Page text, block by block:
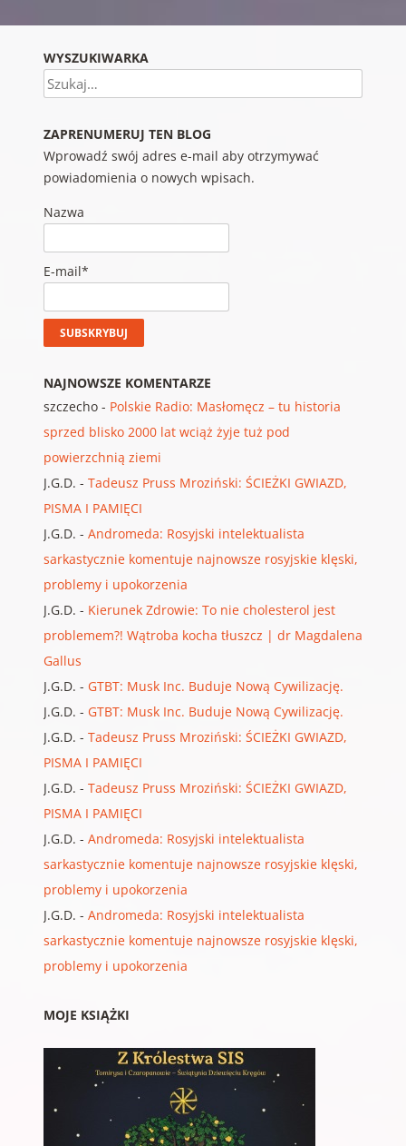
WYSZUKIWARKA
Szukaj
ZAPRENUMERUJ TEN BLOG
Wprowadź swój adres e-mail aby otrzymywać
powiadomienia o nowych wpisach.
Nazwa
E-mail*
NAJNOWSZE KOMENTARZE
szczecho- Polskie Radio: Masłomęcz – tu historia
sprzed blisko 2000 lat wciąż żyje tuż pod
powierzchnią ziemi
J.G.D. - Tadeusz Pruss Mroziński: ŚCIEŻKI GWIAZD,
PISMA I PAMIĘCI
J.G.D. - Andromeda: Rosyjski intelektualista
sarkastycznie komentuje najnowsze rosyjskie klęski,
problemy i upokorzenia
J.G.D. - Kierunek Zdrowie: To nie cholesterol jest
problemem?! Wątroba kocha tłuszcz | dr Magdalena
Gallus
J.G.D. - GTBT: Musk Inc. Buduje Nową Cywilizację.
J.G.D. - GTBT: Musk Inc. Buduje Nową Cywilizację.
J.G.D. - Tadeusz Pruss Mroziński: ŚCIEŻKI GWIAZD,
PISMA I PAMIĘCI
J.G.D. - Tadeusz Pruss Mroziński: ŚCIEŻKI GWIAZD,
PISMA I PAMIĘCI
J.G.D. - Andromeda: Rosyjski intelektualista
sarkastycznie komentuje najnowsze rosyjskie klęski,
problemy i upokorzenia
J.G.D. - Andromeda: Rosyjski intelektualista
sarkastycznie komentuje najnowsze rosyjskie klęski,
problemy i upokorzenia
MOJE KSIĄŻKI